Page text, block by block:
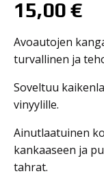
15,00 €
Avoautojen
turvallinen ja
Soveltuu
vinyylille.
Ainutlaatuinen
kankaaseen ja
tahrat.